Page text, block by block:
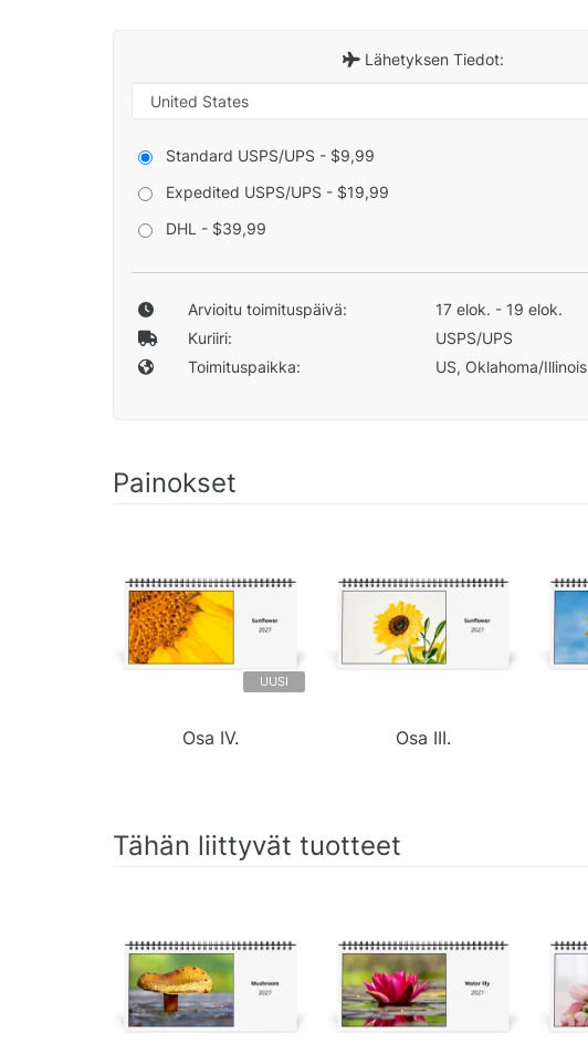
Lähetyksen Tiedot:
Standard USPS/UPS - $9,99
Expedited USPS/UPS - $19,99
DHL - $39,99
Arvioitu toimituspäivä:
17 elok. - 19 elok.
Kuriiri:
USPS/UPS
Toimituspaikka:
US, Oklahoma/Illinois
Painokset
UUSI
Osa IV. Osa III.
Tähän liittyvät tuotteet